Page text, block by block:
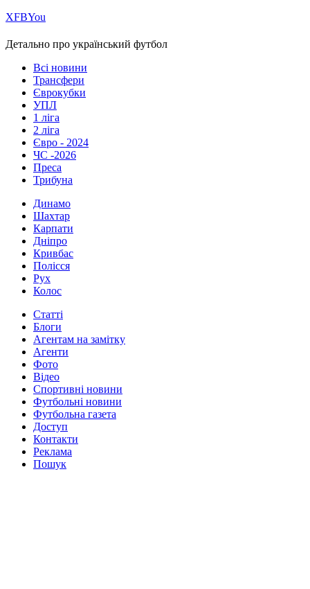
ХFBYou
Детально про український футбол
Всі новини
Трансфери
Єврокубки
УПЛ
1 ліга
2 ліга
Євро - 2024
ЧС -2026
Преса
Трибуна
Динамо
Шахтар
Карпати
Дніпро
Кривбас
Полісся
Рух
Колос
Статті
Блоги
Агентам на замітку
Агенти
Фото
Відео
Спортивні новини
Футбольні новини
Футбольна газета
Доступ
Контакти
Реклама
Пошук